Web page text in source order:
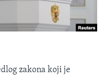
zakona koji je